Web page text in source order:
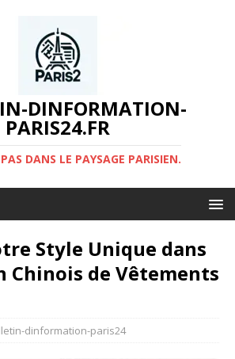
DINFORMATION-
PARIS24.FR
DANS LE PAYSAGE PARISIEN.
Style Unique dans
Chinois de Vêtements
dinformation-paris24